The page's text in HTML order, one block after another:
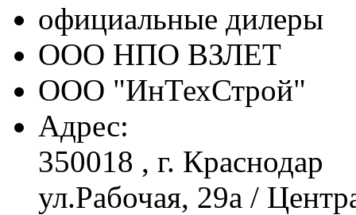
официальные дилеры
ООО НПО ВЗЛЕТ
ООО "ИнТехСтрой"
Адрес:
350018 , г. Краснодар
ул.Рабочая, 29а /